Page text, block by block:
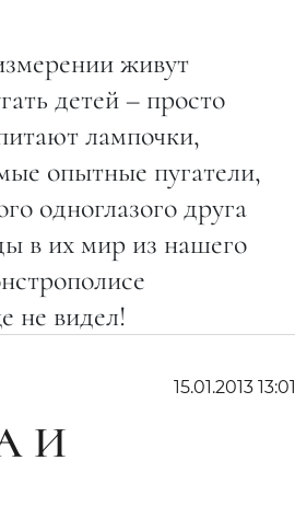
живут
детей – просто
лампочки,
опытные пугатели,
одноглазого друга
в их мир из нашего
не видел!
15.01.2013 13:01
И